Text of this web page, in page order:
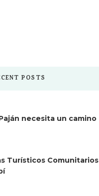
POSTS
necesita un camino
Turísticos Comunitarios